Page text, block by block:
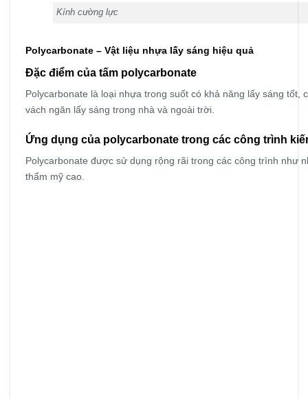
Kính cường lực
Polycarbonate – Vật liệu nhựa lấy sáng hiệu quả
Đặc điểm của tấm polycarbonate
Polycarbonate là loại nhựa trong suốt có khả năng lấy sáng
vách ngăn lấy sáng trong nhà và ngoài trời.
Ứng dụng của polycarbonate trong các công trình
Polycarbonate được sử dụng rộng rãi trong các công trình như
thẩm mỹ cao.